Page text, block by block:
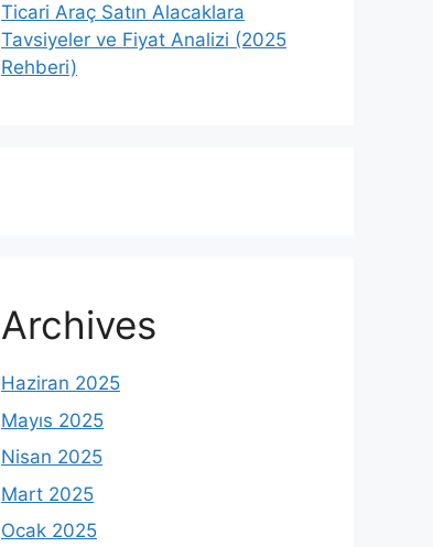
Ticari Araç Satın Alacaklara
Tavsiyeler ve Fiyat Analizi (2025
Rehberi)
Archives
Haziran 2025
Mayıs 2025
Nisan 2025
Mart 2025
Ocak 2025